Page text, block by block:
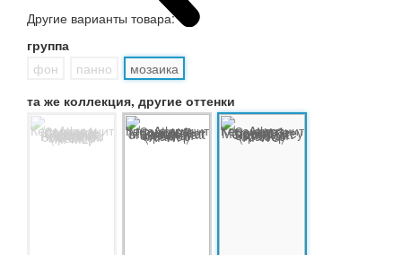
Другие варианты товара:
группа
фон
панно
мозаика
та же коллекция, другие оттенки